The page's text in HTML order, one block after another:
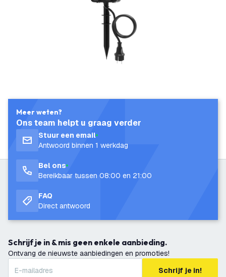
Meer weten?
Ons team helpt u graag verder
Stuur een email
Antwoord binnen 1 werkdag
Bel ons
Bereikbaar tussen 08:00 en 21:00
FAQ
Direct antwoord
Schrijf je in & mis geen enkele aanbieding.
Ontvang de nieuwste aanbiedingen en promoties!
Schrijf je in!